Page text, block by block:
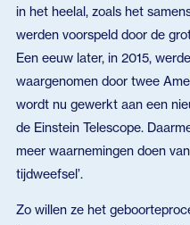
in het heelal, zoals het
werden voorspeld door de
Een eeuw later, in 2015,
waargenomen door twee
wordt nu gewerkt aan een
de Einstein Telescope.
meer waarnemingen doen
tijdweefsel’.
Zo willen ze het